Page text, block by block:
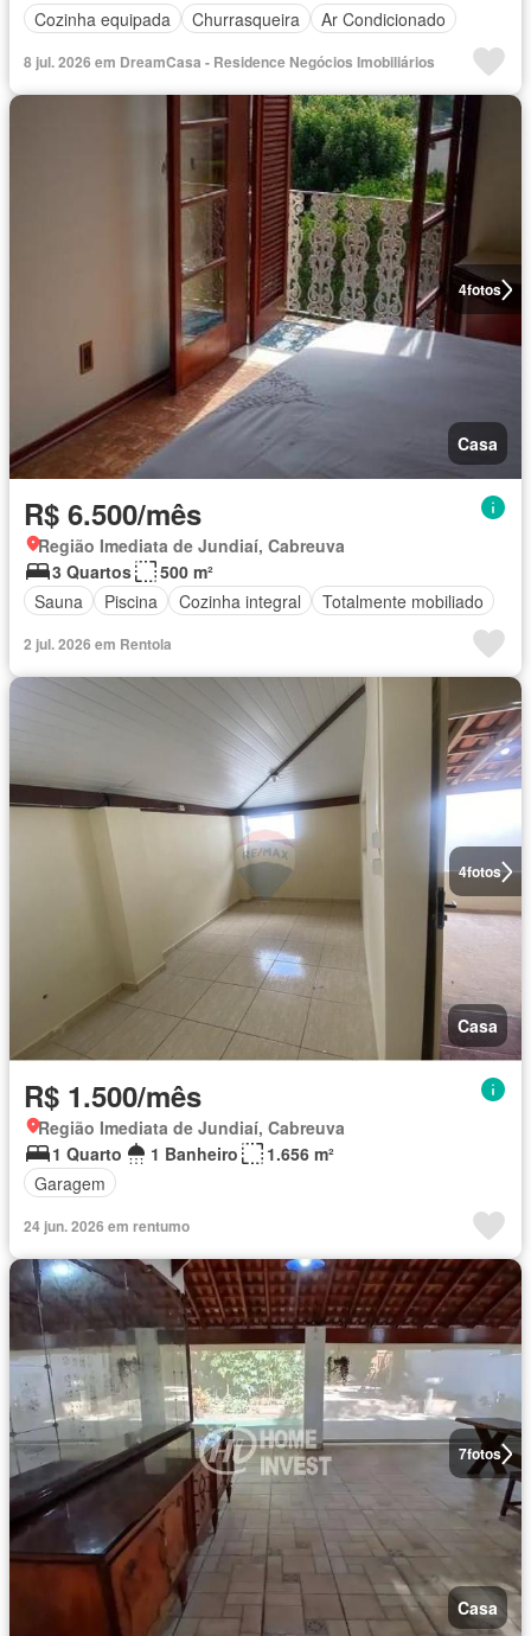
Cozinha equipada
Churrasqueira Ar Condicionado
8 jul. 2026 em DreamCasa - Residence Negócios Imobiliários
4fotos
Casa
R$ 6.500/mês
Região Imediata de Jundiaí, Cabreuva
3 Quartos
500 m²
Sauna
Piscina Cozinha integral Totalmente mobiliado
2 jul. 2026 em Rentola
4fotos
Casa
R$ 1.500/mês
Região Imediata de Jundiaí, Cabreuva
1 Quarto
1 Banheiro
1.656 m²
Garagem
24 jun. 2026 em rentumo
7fotos
Casa